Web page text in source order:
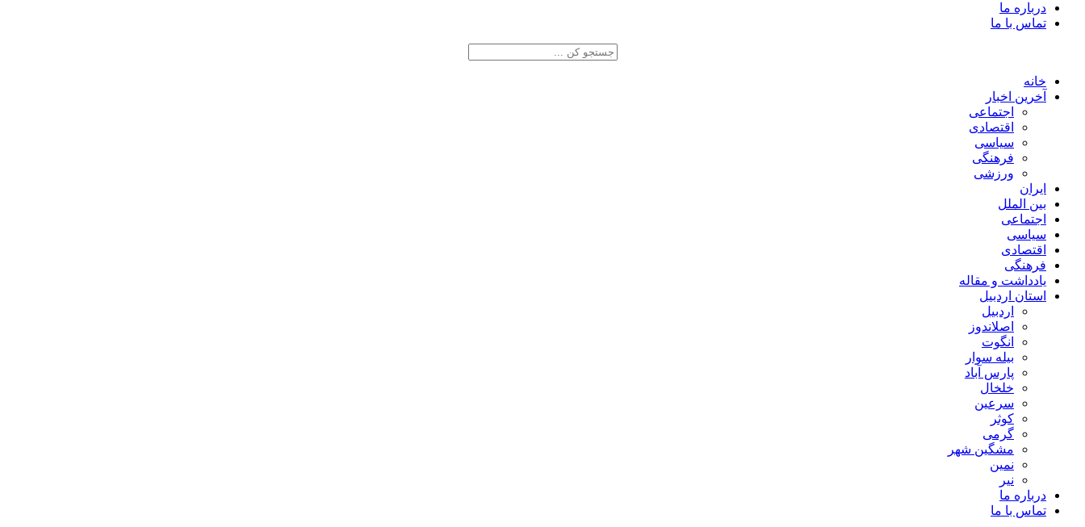
درباره ما
تماس با ما
خانه
آخرین اخبار
اجتماعی
اقتصادی
سیاسی
فرهنگی
ورزشی
ایران
بین الملل
اجتماعی
سیاسی
اقتصادی
فرهنگی
یادداشت و مقاله
استان اردبیل
اردبیل
اصلاندوز
انگوت
بیله سوار
پارس آباد
خلخال
سرعین
کوثر
گرمی
مشگین شهر
نمین
نیر
درباره ما
تماس با ما